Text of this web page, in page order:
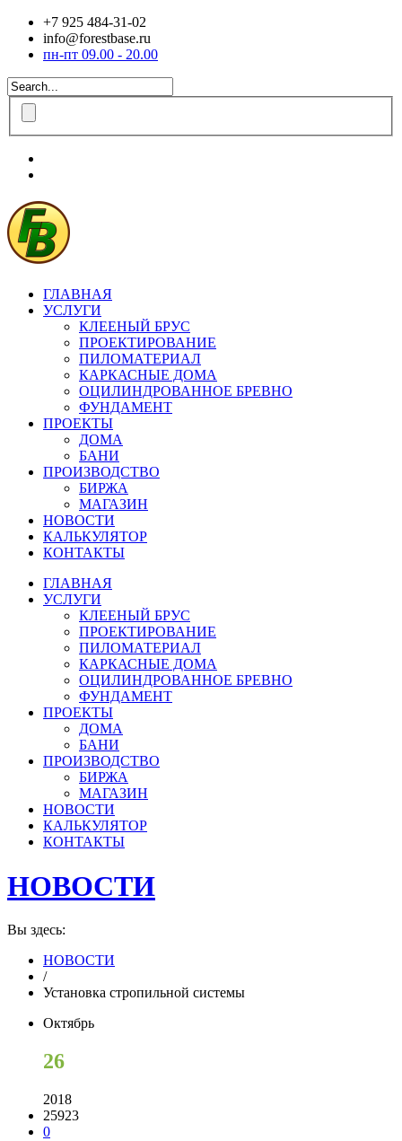
+7 925 484-31-02
info@forestbase.ru
пн-пт 09.00 - 20.00
ГЛАВНАЯ
УСЛУГИ
КЛЕЕНЫЙ БРУС
ПРОЕКТИРОВАНИЕ
ПИЛОМАТЕРИАЛ
КАРКАСНЫЕ ДОМА
ОЦИЛИНДРОВАННОЕ БРЕВНО
ФУНДАМЕНТ
ПРОЕКТЫ
ДОМА
БАНИ
ПРОИЗВОДСТВО
БИРЖА
МАГАЗИН
НОВОСТИ
КАЛЬКУЛЯТОР
КОНТАКТЫ
ГЛАВНАЯ
УСЛУГИ
КЛЕЕНЫЙ БРУС
ПРОЕКТИРОВАНИЕ
ПИЛОМАТЕРИАЛ
КАРКАСНЫЕ ДОМА
ОЦИЛИНДРОВАННОЕ БРЕВНО
ФУНДАМЕНТ
ПРОЕКТЫ
ДОМА
БАНИ
ПРОИЗВОДСТВО
БИРЖА
МАГАЗИН
НОВОСТИ
КАЛЬКУЛЯТОР
КОНТАКТЫ
НОВОСТИ
Вы здесь:
НОВОСТИ
/
Установка стропильной системы
Октябрь
26
2018
25923
0